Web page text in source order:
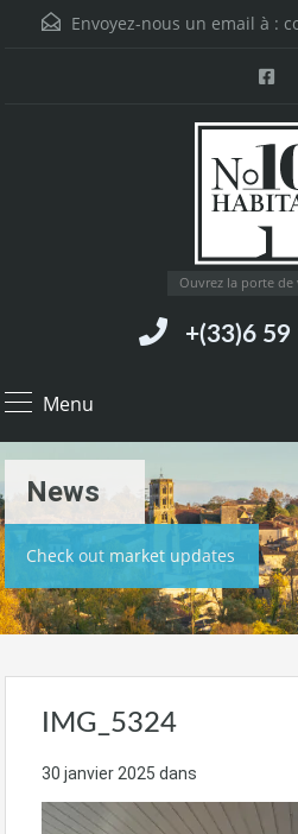
Envoyez-nous un email à :
Ouvrez la porte de
+(33)6
Menu
News
Check out market updates
IMG_5324
30 janvier 2025 dans